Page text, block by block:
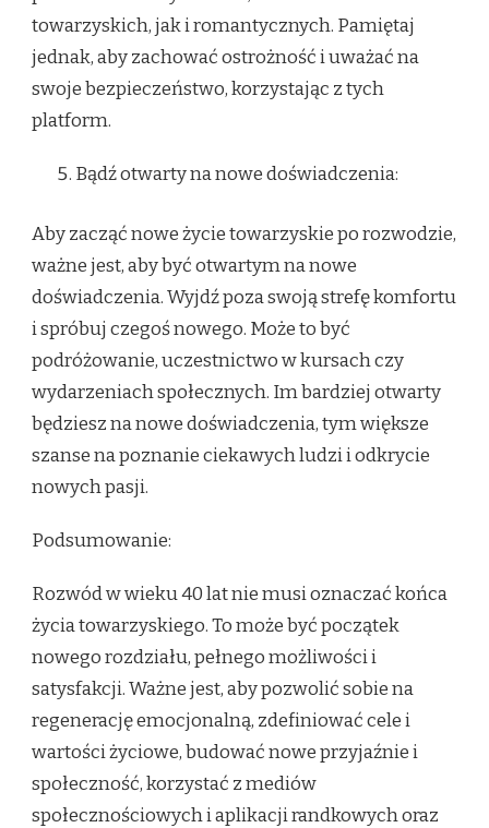
towarzyskich, jak i romantycznych. Pamiętaj
jednak, aby zachować ostrożność i uważać na
swoje bezpieczeństwo, korzystając z tych
platform.
Bądź otwarty na nowe doświadczenia:
Aby zacząć nowe życie towarzyskie po rozwodzie,
ważne jest, aby być otwartym na nowe
doświadczenia. Wyjdź poza swoją strefę komfortu
i spróbuj czegoś nowego. Może to być
podróżowanie, uczestnictwo w kursach czy
wydarzeniach społecznych. Im bardziej otwarty
będziesz na nowe doświadczenia, tym większe
szanse na poznanie ciekawych ludzi i odkrycie
nowych pasji.
Podsumowanie:
Rozwód w wieku 40 lat nie musi oznaczać końca
życia towarzyskiego. To może być początek
nowego rozdziału, pełnego możliwości i
satysfakcji. Ważne jest, aby pozwolić sobie na
regenerację emocjonalną, zdefiniować cele i
wartości życiowe, budować nowe przyjaźnie i
społeczność, korzystać z mediów
społecznościowych i aplikacji randkowych oraz